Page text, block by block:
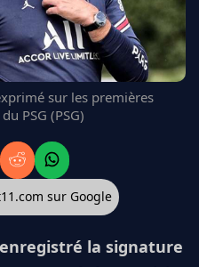
sur les premières
PSG (PSG)
sur Google
la signature